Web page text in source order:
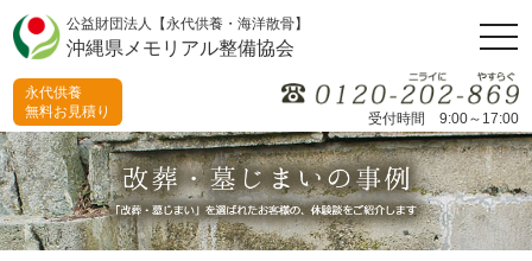
公益財団法人【永代供養・海洋散骨】
沖縄県メモリアル整備協会
受付時間 9:00～17:00
永代供養
無料お見積り